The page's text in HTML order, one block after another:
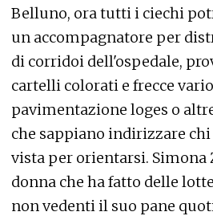
Belluno, ora tutti i ciechi
un accompagnatore per
di corridoi dell'ospedale,
cartelli colorati e frecce
pavimentazione loges o
che sappiano indirizzare
vista per orientarsi. Simona
donna che ha fatto delle
non vedenti il suo pane